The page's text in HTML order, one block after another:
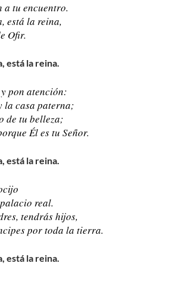
a tu encuentro.
está la reina,
Ofir.
está la reina.
pon atención:
la casa paterna;
de tu belleza;
Él es tu Señor.
está la reina.
real.
tendrás hijos,
por toda la tierra.
está la reina.